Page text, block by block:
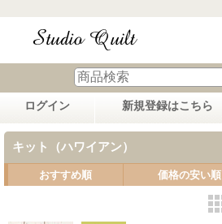
ログイン 新規登録はこちら
キット（ハワイアン）
おすすめ順 価格の安い順